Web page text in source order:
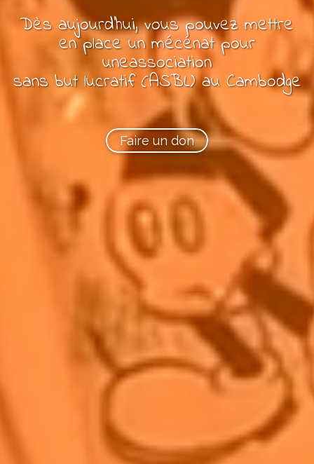
Dès aujourd'hui, vous pouvez mettre
en place un mécénat pour
uneassociation
sans but lucratif (ASBL)au Cambodge
Faire un don